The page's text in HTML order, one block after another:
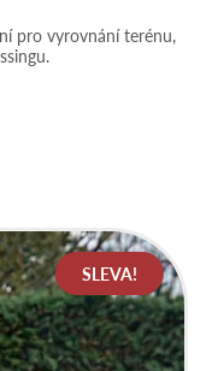
pro vyrovnání terénu,
SLEVA!